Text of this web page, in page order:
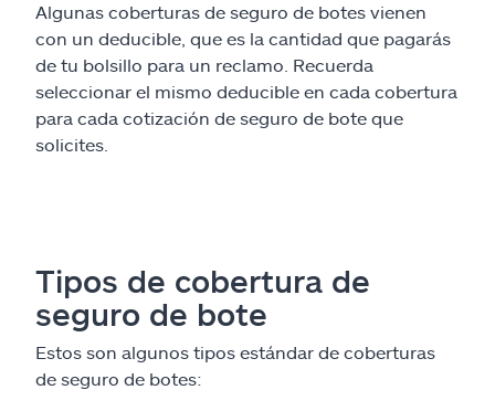
Algunas coberturas de seguro de botes vienen
con un deducible, que es la cantidad que pagarás
de tu bolsillo para un reclamo. Recuerda
seleccionar el mismo deducible en cada cobertura
para cada cotización de seguro de bote que
solicites.
Tipos de cobertura de
seguro de bote
Estos son algunos tipos estándar de coberturas
de seguro de botes: